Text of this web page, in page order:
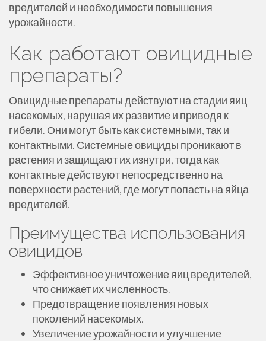
вредителей и необходимости повышения
урожайности.
Как работают овицидные
препараты?
Овицидные препараты действуют на стадии яиц
насекомых, нарушая их развитие и приводя к
гибели. Они могут быть как системными, так и
контактными. Системные овициды проникают в
растения и защищают их изнутри, тогда как
контактные действуют непосредственно на
поверхности растений, где могут попасть на яйца
вредителей.
Преимущества использования
овицидов
Эффективное уничтожение яиц вредителей,
что снижает их численность.
Предотвращение появления новых
поколений насекомых.
Увеличение урожайности и улучшение